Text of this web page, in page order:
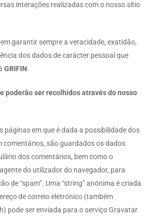
interações realizadas com o nosso sítio
garantir sempre a veracidade, exatidão,
dos dados de carácter pessoal que
GRIFIN.
poderão ser recolhidos através do nosso
páginas em que é dada a possibilidade dos
comentários, são guardados os dados
dos comentários, bem como o
do utilizador do navegador, para
de “spam”. Uma “string” anónima é criada
de correio eletrónico (também
pode ser enviada para o serviço Gravatar